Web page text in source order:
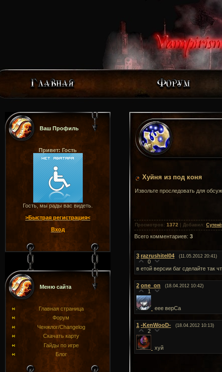
Ваш Профиль
Привет: Гость
Гость, мы рады вас видеть.
>Быстрая регистрация<
Вход
Меню сайта
Главная страница
Форум
Ченжлог/Changelog
Скачать карту
Гайды по игре
Блог
Хуйня из под коня
Извольте проследовать для
Просмотров : 1372 Добавил :
Всего комментариев: 3
3 razrushitel04 (11.05.2012 20:41)
0
в етой версии баг сделайте так
2 one_on (18.04.2012 10:42)
1
еее верСа
1 -KenWooD- (18.04.2012 10:13)
2
хуй